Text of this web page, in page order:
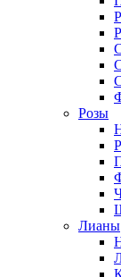
Розы
Лианы